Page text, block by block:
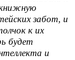
забот, и
к их
будет
и